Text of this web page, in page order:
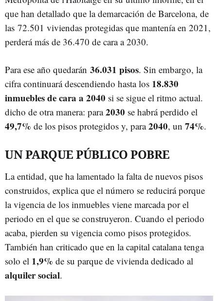
que han detallado que la demarcación de Barcelona, de
las 72.501 viviendas protegidas que mantenía en 2021,
perderá más de 36.470 de cara a 2030.
Para ese año quedarán 36.031 pisos. Sin embargo, la
cifra continuará descendiendo hasta los 18.830
inmuebles de cara a 2040 si se sigue el ritmo actual.
dicho de otra manera: para2030 se habrá perdido el
49,7% de los pisos protegidos y, para2040, un 74%.
UN PARQUE PÚBLICO POBRE
La entidad, que ha lamentado la falta de nuevos pisos
construidos, explica que el número se reducirá porque
la vigencia de los inmuebles viene marcada por el
periodo en el que se construyeron. Cuando el periodo
acaba, pierden su vigencia como pisos protegidos.
También han criticado que en la capital catalana tenga
solo el 1,9% de su parque de vivienda dedicado al
alquiler social.